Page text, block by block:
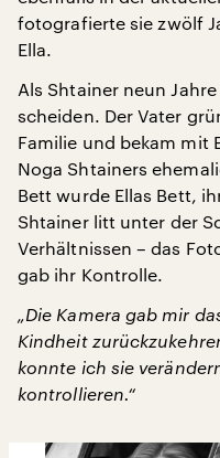
fotografierte sie zwölf
Ella.
Als Shtainer neun
scheiden. Der Vater
Familie und bekam mit
Noga Shtainers
Bett wurde Ellas Bett,
Shtainer litt unter der
Verhältnissen – das
gab ihr Kontrolle.
„Die Kamera gab mir
Kindheit
konnte ich sie
kontrollieren.“